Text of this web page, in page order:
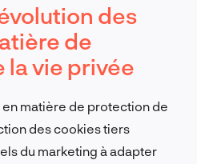
des
de
vie privée
en matière de protection de
des cookies tiers
du marketing à adapter